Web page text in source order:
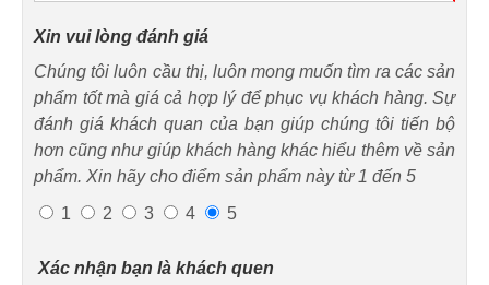
Xin vui lòng đánh giá
Chúng tôi luôn cầu thị, luôn mong muốn tìm ra các sản
phẩm tốt mà giá cả hợp lý để phục vụ khách hàng. Sự
đánh giá khách quan của bạn giúp chúng tôi tiến bộ
hơn cũng như giúp khách hàng khác hiểu thêm về sản
phẩm. Xin hãy cho điểm sản phẩm này từ 1 đến 5
1
2 3 4 5
Xác nhận bạn là khách quen